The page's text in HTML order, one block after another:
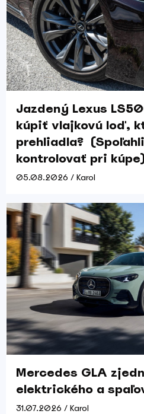
Jazdený Lexus
kúpiť vlajkovú loď,
prehliadla?
kontrolovať pri
05.08.2026 / Karol
Mercedes GLA
elektrického a
31.07.2026 / Karol